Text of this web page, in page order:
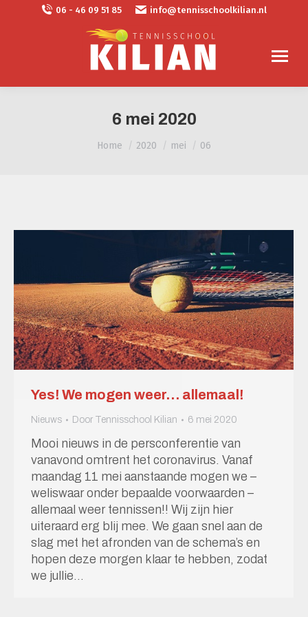
06 - 46 09 51 85 info@tennisschoolkilian.nl
6 mei 2020
Je bent hier:
Home 2020 mei 06
Yes! We mogen weer… allemaal!
Nieuws Door Tennisschool Kilian 6 mei 2020
Mooi nieuws in de persconferentie van
vanavond omtrent het coronavirus. Vanaf
maandag 11 mei aanstaande mogen we –
weliswaar onder bepaalde voorwaarden –
allemaal weer tennissen!! Wij zijn hier
uiteraard erg blij mee. We gaan snel aan de
slag met het afronden van de schema’s en
hopen deze morgen klaar te hebben, zodat
we jullie…